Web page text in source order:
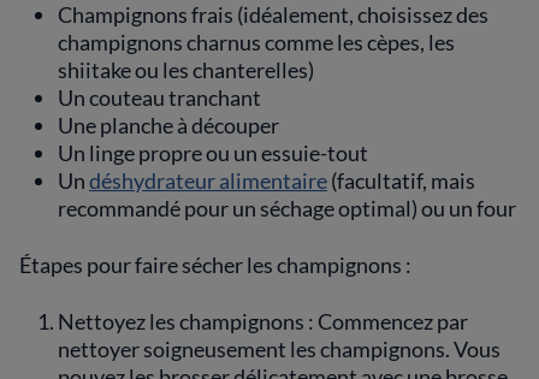
Champignons frais (idéalement, choisissez des
champignons charnus comme les cèpes, les
shiitake ou les chanterelles)
Un couteau tranchant
Une planche à découper
Un linge propre ou un essuie-tout
Undéshydrateur alimentaire(facultatif, mais
recommandé pour un séchage optimal) ou un four
Étapes pour faire sécher les champignons :
Nettoyez les champignons : Commencez par
nettoyer soigneusement les champignons. Vous